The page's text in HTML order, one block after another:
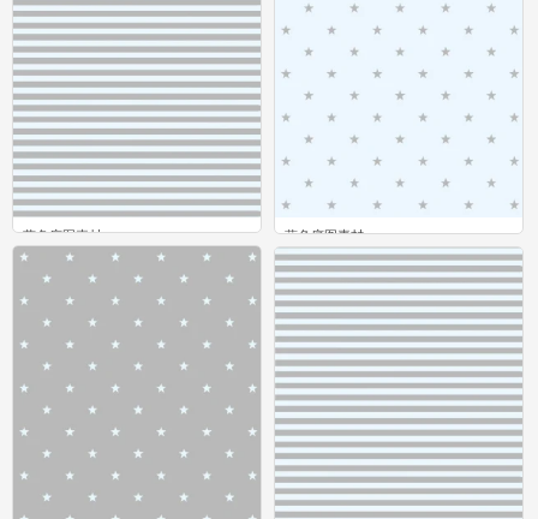
蓝色底图素材 蓝色底图素材
0